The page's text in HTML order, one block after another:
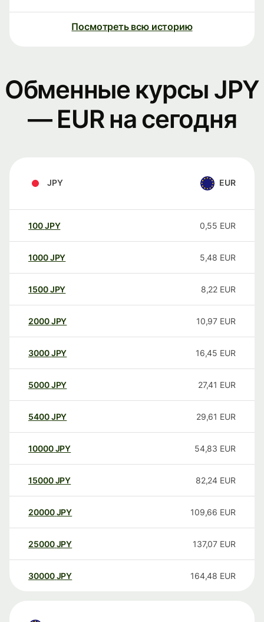
Посмотреть всю историю
Обменные курсы JPY
— EUR на сегодня
JPY EUR
100JPY 0,55 EUR
1000JPY 5,48 EUR
1500JPY 8,22 EUR
2000JPY 10,97 EUR
3000JPY 16,45 EUR
5000JPY 27,41 EUR
5400JPY 29,61 EUR
10000 JPY 54,83 EUR
15000 JPY 82,24 EUR
20000 JPY 109,66 EUR
25000 JPY 137,07 EUR
30000 JPY 164,48 EUR